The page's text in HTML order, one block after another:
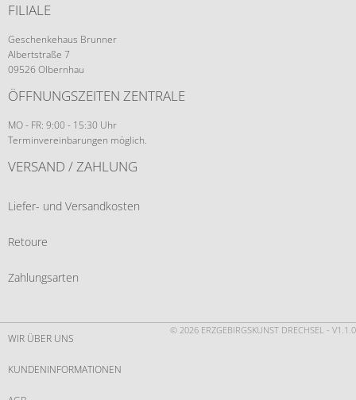
FILIALE
Geschenkehaus Brunner
Albertstraße 7
09526 Olbernhau
ÖFFNUNGSZEITEN ZENTRALE
MO - FR: 9:00 - 15:30 Uhr
Terminvereinbarungen möglich.
VERSAND / ZAHLUNG
Liefer- und Versandkosten
Retoure
Zahlungsarten
© 2026 ERZGEBIRGSKUNST DRECHSEL - V1.1.0
WIR ÜBER UNS
KUNDENINFORMATIONEN